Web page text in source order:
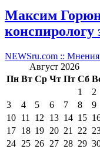
Максим
конспирологу
NEWSru.com :: Мнения
Август 2026
Пн Вт Ср Чт Пт Сб
1
2
3
4 5 6 7 8
9
10 11 12 13 14 15
17 18 19 20 21 22
24 25 26 27 28 29